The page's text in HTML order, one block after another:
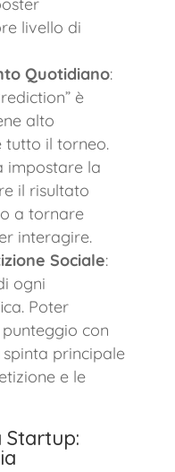
livello di
Quotidiano:
è
alto
tutto il torneo.
impostare la
il risultato
a tornare
interagire.
Sociale:
ogni
Poter
con
principale
e le
Startup: